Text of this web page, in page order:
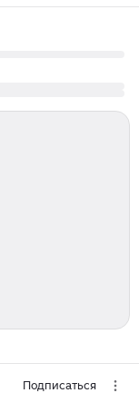
Подписаться